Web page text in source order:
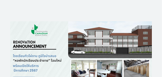
𝑩𝙚𝒔𝙩 𝙔𝒐𝙪 𝘾𝒂𝙣 𝘽𝒆 ดีที่สุดใน
แบบที่คุณเป็น"